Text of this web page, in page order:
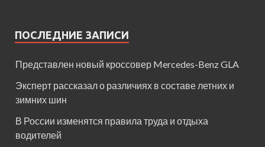
ПОСЛЕДНИЕ ЗАПИСИ
Представлен новый кроссовер Mercedes-Benz GLA
Эксперт рассказал о различиях в составе летних и
зимних шин
В России изменятся правила труда и отдыха
водителей